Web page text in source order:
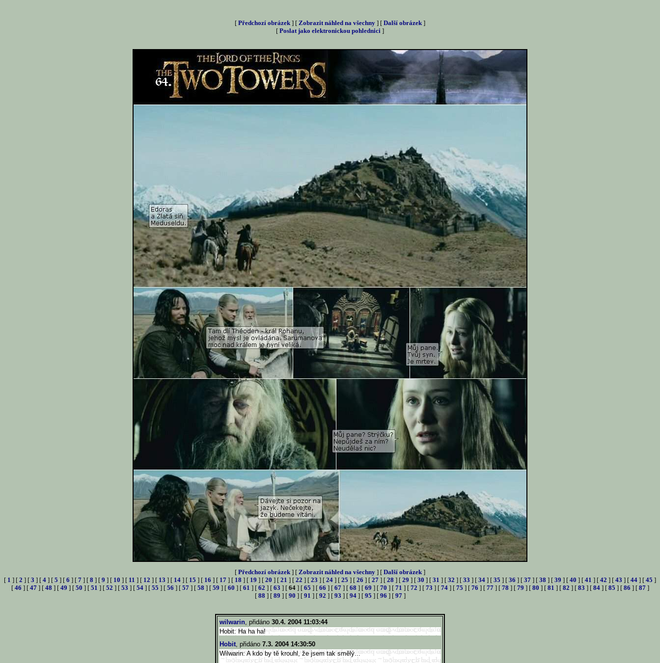
[ Předchozí obrázek ] [ Zobrazit náhled na všechny ] [ Další obrázek ]
[ Poslat jako elektronickou pohlednici ]
[ Předchozí obrázek ] [ Zobrazit náhled na všechny ] [ Další obrázek ]
[ 1 ] [ 2 ] [ 3 ] [ 4 ] [ 5 ] [ 6 ] [ 7 ] [ 8 ] [ 9 ] [ 10 ] [ 11 ] [ 12 ] [ 13 ] [ 14 ] [ 15 ] [ 16 ] [ 17 ] [ 18 ] [ 19 ] [ 20 ] [ 21 ] [ 22 ] [ 23 ] [ 24 ] [ 25 ] [ 26 ] [ 27 ] [ 28 ] [ 29 ] [ 30 ] [ 31 ] [ 32 ] [ 33 ] [ 34 ] [ 35 ] [ 36 ] [ 37 ] [ 38 ] [ 39 ] [ 40 ] [ 41 ] [ 42 ] [ 43 ] [ 44 ] [ 45 ]
[ 46 ] [ 47] [ 48 ] [ 49 ] [ 50 ] [ 51 ] [ 52 ] [ 53 ] [ 54] [ 55 ] [ 56 ] [ 57] [ 58 ] [ 59 ] [ 60 ] [ 61 ] [ 62 ] [ 63 ] [ 64] [ 65 ] [ 66 ] [ 67] [ 68 ] [ 69 ] [ 70 ] [ 71 ] [ 72 ] [ 73 ] [ 74] [ 75 ] [ 76 ] [ 77] [ 78 ] [ 79 ] [ 80 ] [ 81 ] [ 82 ] [ 83 ] [ 84] [ 85 ] [ 86 ] [ 87]
[ 88 ] [ 89 ] [ 90 ] [ 91 ] [ 92 ] [ 93 ] [ 94] [ 95 ] [ 96 ] [ 97]
wilwarin, přidáno 30.4. 2004 11:03:44
Hobit: Ha ha ha!
Hobit, přidáno 7.3. 2004 14:30:50
Wilwarin: A kdo by tě krouhl, že jsem tak smělý...